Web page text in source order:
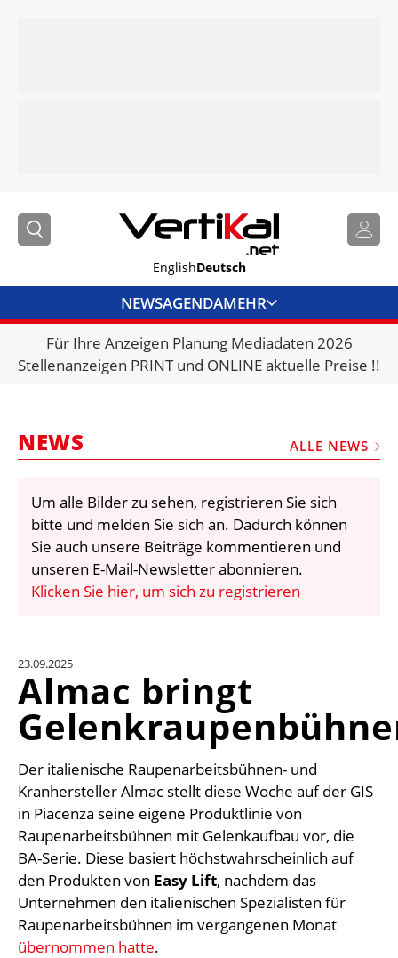
EnglishDeutsch
NEWSAGENDAMEHR
BRANCHENLINKS
VERMIETER
VIDEOS
BIBLIOTHEK
KRAN & BÜHNE
EINHEITENKONVERTER
KONTAKT
Für Ihre Anzeigen Planung Mediadaten 2026
Stellenanzeigen PRINT und ONLINE aktuelle Preise !!
NEWS ALLE NEWS
Um alle Bilder zu sehen, registrieren Sie sich
bitte und melden Sie sich an. Dadurch können
Sie auch unsere Beiträge kommentieren und
unseren E-Mail-Newsletter abonnieren.
Klicken Sie hier, um sich zu registrieren
23.09.2025
Almac bringt
Der italienische Raupenarbeitsbühnen- und
Kranhersteller Almac stellt diese Woche auf der GIS
in Piacenza seine eigene Produktlinie von
Raupenarbeitsbühnen mit Gelenkaufbau vor, die
BA-Serie. Diese basiert höchstwahrscheinlich auf
den Produkten von Easy Lift, nachdem das
Unternehmen den italienischen Spezialisten für
Raupenarbeitsbühnen im vergangenen Monat
übernommen hatte.